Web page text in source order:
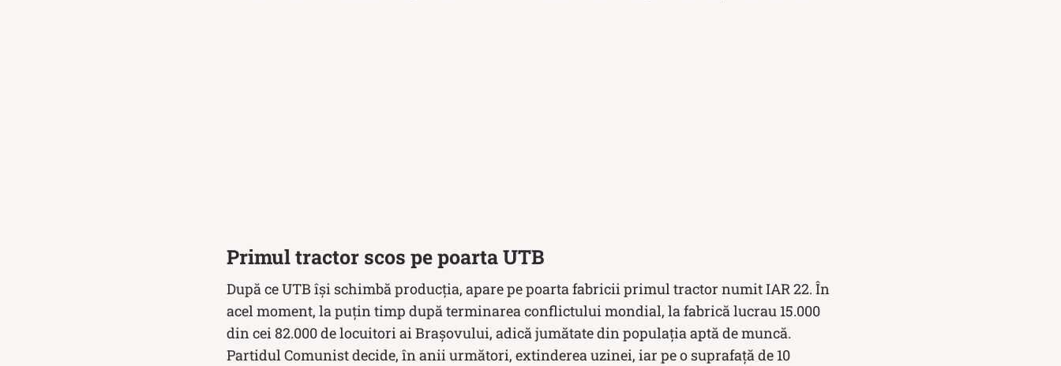
Primul tractor scos pe poarta UTB
După ce UTB își schimbă producția, apare pe poarta fabricii primul tractor numit IAR 22. În
acel moment, la puțin timp după terminarea conflictului mondial, la fabrică lucrau 15.000
din cei 82.000 de locuitori ai Braşovului, adică jumătate din populația aptă de muncă.
Partidul Comunist decide, în anii următori, extinderea uzinei, iar pe o suprafață de 10